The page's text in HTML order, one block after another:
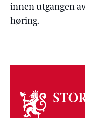
innen utgangen
høring.
Om
stortinget